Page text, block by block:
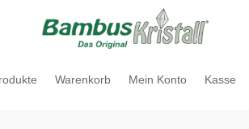
Warenkorb Mein Konto Kasse